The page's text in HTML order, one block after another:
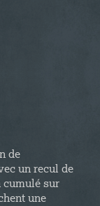
de
un recul de
cumulé sur
une